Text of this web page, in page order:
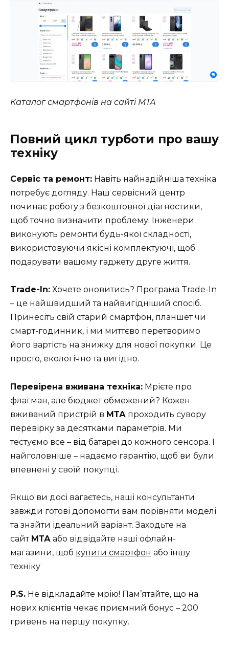
Каталог смартфонів на сайті МТА
Повний цикл турботи про вашу
техніку
Сервіс та ремонт: Навіть найнадійніша техніка
потребує догляду. Наш сервісний центр
починає роботу з безкоштовної діагностики,
щоб точно визначити проблему. Інженери
виконують ремонти будь-якої складності,
використовуючи якісні комплектуючі, щоб
подарувати вашому гаджету друге життя.
Trade-In: Хочете оновитись? Програма Trade-In
– це найшвидший та найвигідніший спосіб.
Принесіть свій старий смартфон, планшет чи
смарт-годинник, і ми миттєво перетворимо
його вартість на знижку для нової покупки. Це
просто, екологічно та вигідно.
Перевірена вживана техніка: Мрієте про
флагман, але бюджет обмежений? Кожен
вживаний пристрій в МТА проходить сувору
перевірку за десятками параметрів. Ми
тестуємо все – від батареї до кожного сенсора. І
найголовніше – надаємо гарантію, щоб ви були
впевнені у своїй покупці.
Якщо ви досі вагаєтесь, наші консультанти
завжди готові допомогти вам порівняти моделі
та знайти ідеальний варіант. Заходьте на
сайт МТА або відвідайте наші офлайн-
магазини, щоб купити смартфон або іншу
техніку
P.S. Не відкладайте мрію! Пам’ятайте, що на
нових клієнтів чекає приємний бонус – 200
гривень на першу покупку.